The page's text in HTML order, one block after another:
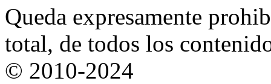
Queda expresamente
total, de todos los
© 2010-2024